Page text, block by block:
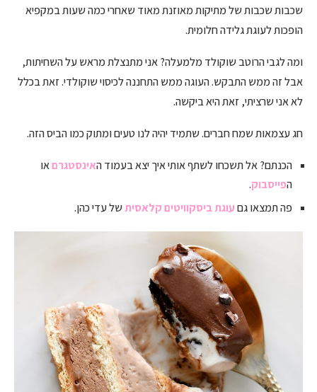
שכבות שכבות של מתיקות מאוזנת מאוד שאחרי כמה שעות במקפיא
הופכות לעוגת גלידה חלומית.
ומה לגבי הרוטב שוקולד מלמעלה? אני מתנצלת מראש על השחיתות,
אבל זה ממש התבקש. העוגה ממש התחננה לכיסוי שוקולדי. זאת בכלל
לא אני שרציתי, זאת היא ביקשה.
חג עצמאות שמח חברים. שתמיד יהיה לנו טעים ומתוק כמו הביס הזה.
הכנתם? אל תשכחו לשתף אותי איך יצא בעמוד האינסטגרםאו
הפייסבוק.
פה תמצאו גםעוגת ביסקוויטים קלאסיתשל עדי כהן.